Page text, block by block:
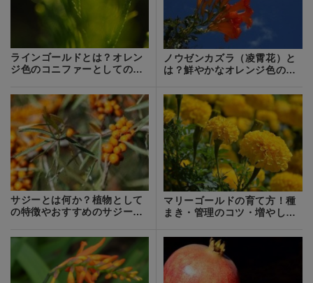
ラインゴールドとは？オレン
ジ色のコニファーとしての特
ノウゼンカズラ（凌霄花）と
は？鮮やかなオレンジ色の花
サジーとは何か？植物として
の特徴やおすすめのサジージ
マリーゴールドの育て方！種
まき・管理のコツ・増やし方